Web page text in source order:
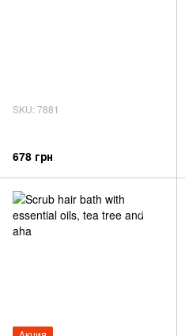
SKU: 7881
678 грн